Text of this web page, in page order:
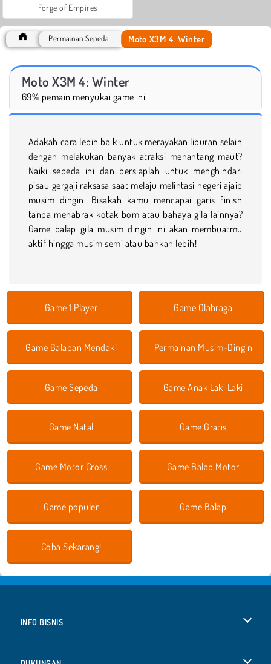
Forge of Empires
Permainan Sepeda Moto X3M 4: Winter
Moto X3M 4: Winter
69% pemain menyukai game ini
Adakah cara lebih baik untuk merayakan liburan selain
dengan melakukan banyak atraksi menantang maut?
Naiki sepeda ini dan bersiaplah untuk menghindari
pisau gergaji raksasa saat melaju melintasi negeri ajaib
musim dingin. Bisakah kamu mencapai garis finish
tanpa menabrak kotak bom atau bahaya gila lainnya?
Game balap gila musim dingin ini akan membuatmu
aktif hingga musim semi atau bahkan lebih!
Game 1 Player Game Olahraga
Game Balapan Mendaki Permainan Musim-Dingin
Game Sepeda Game Anak Laki Laki
Game Natal Game Gratis
Game Motor Cross Game Balap Motor
Game populer Game Balap
Coba Sekarang!
INFO BISNIS